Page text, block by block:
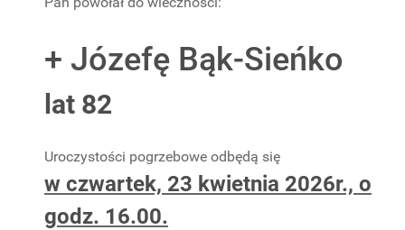
+ Józefę Bąk-Sieńko
lat 82
Uroczystości pogrzebowe odbędą się
w czwartek, 23 kwietnia 2026r., o
godz. 16.00.